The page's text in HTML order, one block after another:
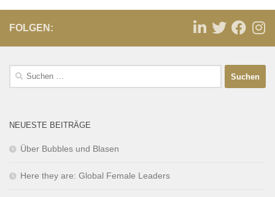
FOLGEN:
NEUESTE BEITRÄGE
Über Bubbles und Blasen
Here they are: Global Female Leaders